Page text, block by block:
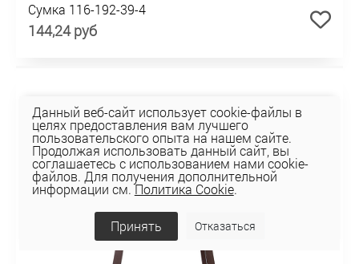
Сумка 116-192-39-4
144,24 руб
Данный веб-сайт использует cookie-файлы в
целях предоставления вам лучшего
пользовательского опыта на нашем сайте.
Продолжая использовать данный сайт, вы
соглашаетесь с использованием нами cookie-
файлов. Для получения дополнительной
информации см.Политика Cookie.
Принять Отказаться